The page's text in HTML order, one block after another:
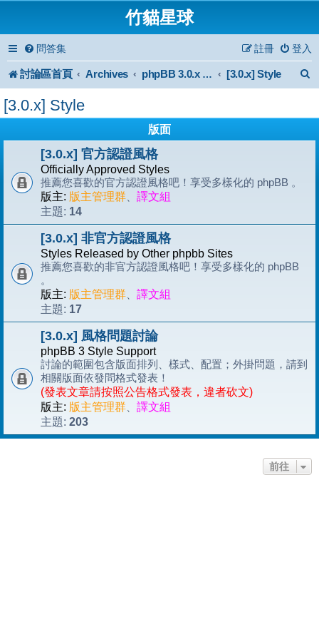
竹貓星球
問答集 登入
註冊
討論區首頁 Archives phpBB 3.0.x Forum Archive [3.0.x] Style
[3.0.x] Style
版面
[3.0.x] 官方認證風格
Officially Approved Styles
推薦您喜歡的官方認證風格吧！享受多樣化的 phpBB 。
版主: 版主管理群
譯文組
主題: 14
[3.0.x] 非官方認證風格
Styles Released by Other phpbb Sites
推薦您喜歡的非官方認證風格吧！享受多樣化的 phpBB
。
版主: 版主管理群
譯文組
主題: 17
[3.0.x] 風格問題討論
phpBB 3 Style Support
討論的範圍包含版面排列、樣式、配置；外掛問題，請到
相關版面依發問格式發表！
(發表文章請按照公告格式發表，違者砍文)
版主: 版主管理群
譯文組
主題: 203
前往